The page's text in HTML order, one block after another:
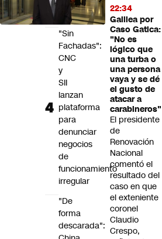
22:34
Galilea por
Caso Gatica:
"No es
lógico que
una turba o
una persona
vaya y se dé
el gusto de
atacar a
carabineros"
El presidente
de
Renovación
Nacional
comentó el
resultado del
caso en que
el exteniente
coronel
Claudio
Crespo,
montaña
"Sin
Fachadas":
CNC
y
SII
lanzan
plataforma
para
denunciar
negocios
de
funcionamiento
irregular
"De
forma
descarada":